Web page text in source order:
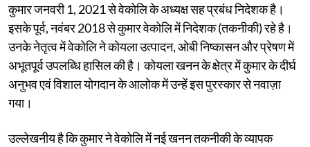
कुमार जनवरी 1, 2021 से वेकोलि के अध्यक्ष सह प्रबंध निदेशक है।
इसके पूर्व, नवंबर 2018 से कुमार वेकोलि में निदेशक (तकनीकी) रहे है।
उनके नेतृत्व में वेकोलि ने कोयला उत्पादन, ओबी निष्कासन और प्रेषण में
अभूतपूर्व उपलब्धि हासिल की है। कोयला खनन के क्षेत्र में कुमार के दीर्घ
अनुभव एवं विशाल योगदान के आलोक में उन्हें इस पुरस्कार से नवाज़ा
गया।
उल्लेखनीय है कि कुमार ने वेकोलि में नई खनन तकनीकी के व्यापक